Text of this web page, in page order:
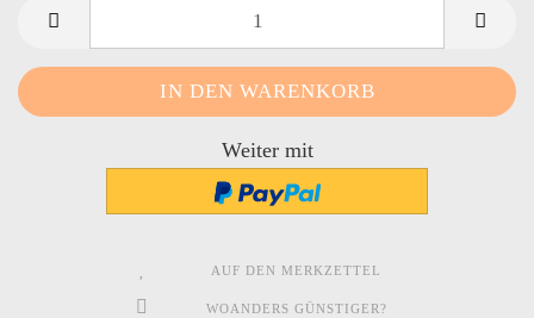
Weiter mit
AUF DEN MERKZETTEL
WOANDERS GÜNSTIGER?